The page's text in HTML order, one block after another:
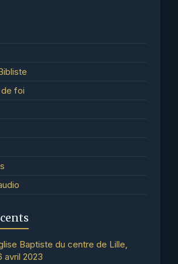
foi
Baptiste du centre de Lille,
avril 2023